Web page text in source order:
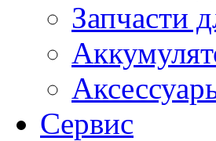
Запчасти
Сервис